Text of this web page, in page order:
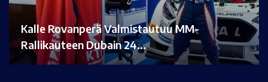
Kalle Rovanperä Valmistautuu MM-
Rallikauteen Dubain 24…